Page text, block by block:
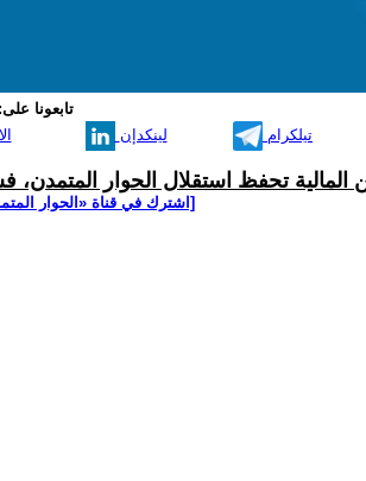
تابعونا على:
لينكدإن تيلكرام
المالية تحفظ استقلال الحوار
[اشترك في قناة ‫«الحوار